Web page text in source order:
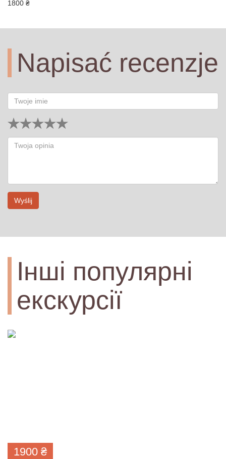
1800 ₴
Napisać recenzje
Wyślij
Інші популярні
екскурсії
1900 ₴